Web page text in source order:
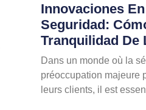
Innovaciones
Seguridad:
Tranquilidad De
Dans un monde où la
préoccupation majeure
leurs clients, il est